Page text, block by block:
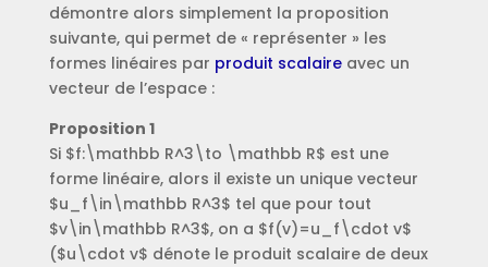
démontre alors simplement la proposition
suivante, qui permet de « représenter » les
formes linéaires par produit scalaireavec un
vecteur de l’espace :
Proposition 1
Si $f:\mathbb R^3\to \mathbb R$ est une
forme linéaire, alors il existe un unique vecteur
$u_f\in\mathbb R^3$ tel que pour tout
$v\in\mathbb R^3$, on a $f(v)=u_f\cdot v$
($u\cdot v$ dénote le produit scalaire de deux